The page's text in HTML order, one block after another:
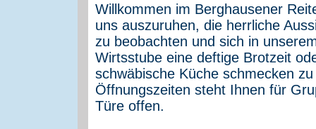
Willkommen im Berghausener
uns auszuruhen, die herrliche
zu beobachten und sich in
Wirtsstube eine deftige Brotzeit
schwäbische Küche schmecken
Öffnungszeiten steht Ihnen für
Türe offen.